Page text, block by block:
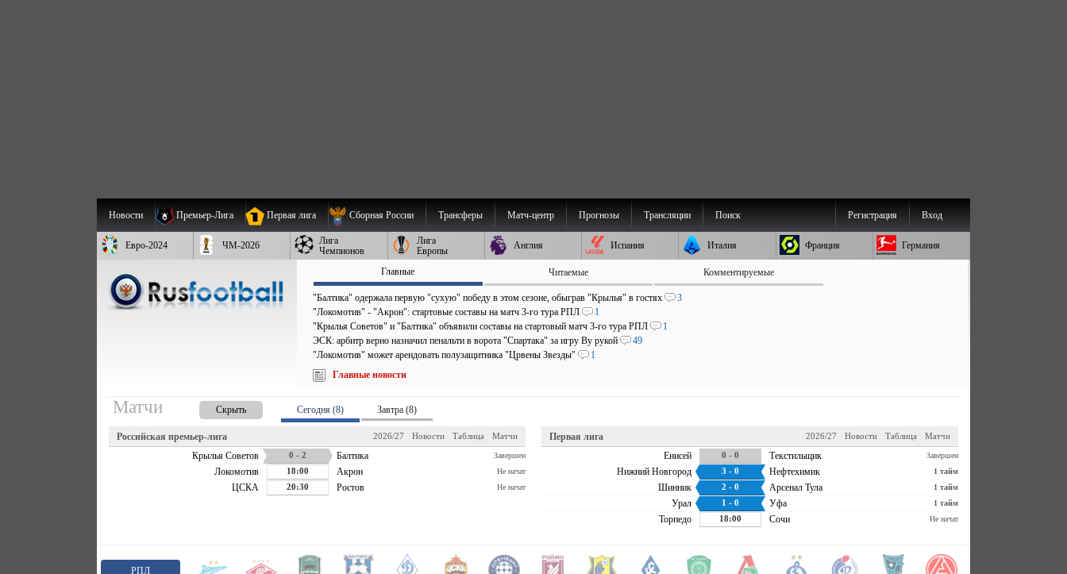
Новости Премьер-Лига Первая лига Сборная России Трансферы Матч-центр Прогнозы Трансляции Поиск Вход
Регистрация
Евро-2024 ЧМ-2026
Лига
Чемпионов
Лига
Европы
Англия Испания Италия Франция Германия
Главные Читаемые Комментируемые
"Балтика" одержала первую "сухую" победу в этом сезоне, обыграв "Крылья" в гостях
3
"Локомотив" - "Акрон": стартовые составы на матч 3-го тура РПЛ
1
"Крылья Советов" и "Балтика" объявили составы на стартовый матч 3-го тура РПЛ
1
ЭСК: арбитр верно назначил пенальти в ворота "Спартака" за игру Ву рукой
49
"Локомотив" может арендовать полузащитника "Црвены Звезды"
1
Главные новости
Матчи Скрыть Сегодня (8) Завтра (8)
Российская премьер-лига Матчи
Таблица
Новости
2026/27
Крылья Советов 0 - 2 Балтика Завершен
Локомотив 18:00 Акрон Не начат
ЦСКА 20:30 Ростов Не начат
Первая лига Матчи
Таблица
Новости
2026/27
Енисей 0 - 0 Текстильщик Завершен
Нижний Новгород 3 - 0 Нефтехимик 1 тайм
Шинник 2 - 0 Арсенал Тула 1 тайм
Урал 1 - 0 Уфа 1 тайм
Торпедо 18:00 Сочи Не начат
РПЛ